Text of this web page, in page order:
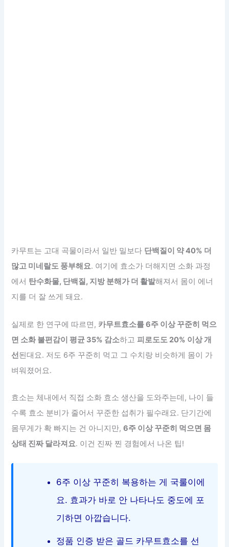
카무트는 고대 곡물이라서 일반 밀보다 단백질이 약 40% 더
많고 미네랄도 풍부해요. 여기에 효소가 더해지면 소화 과정
에서 탄수화물, 단백질, 지방 분해가 더 활발해져서 몸이 에너
지를 더 잘 쓰게 돼요.
실제로 한 연구에 따르면, 카무트효소를 6주 이상 꾸준히 먹으
면 소화 불편감이 평균 35% 감소하고 피로도도 20% 이상 개
선된대요. 저도 6주 꾸준히 먹고 그 수치랑 비슷하게 몸이 가
벼워졌어요.
효소는 체내에서 직접 소화 효소 생산을 도와주는데, 나이 들
수록 효소 분비가 줄어서 꾸준한 섭취가 필수래요. 단기간에
몸무게가 확 빠지는 건 아니지만,6주 이상 꾸준히 먹으면 몸
상태 진짜 달라져요. 이건 진짜 찐 경험에서 나온 팁!
6주 이상 꾸준히 복용하는 게 국룰이에
요. 효과가 바로 안 나타나도 중도에 포
기하면 아깝습니다.
정품 인증 받은 골드 카무트효소를 선